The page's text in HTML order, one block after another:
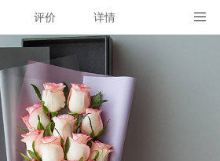
评价 详情
配送说明
确定
店铺信息
该地区暂无配送门店